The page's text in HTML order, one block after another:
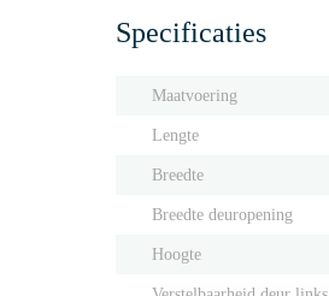
Specificaties
Maatvoering
Lengte
Breedte
Breedte deuropening
Hoogte